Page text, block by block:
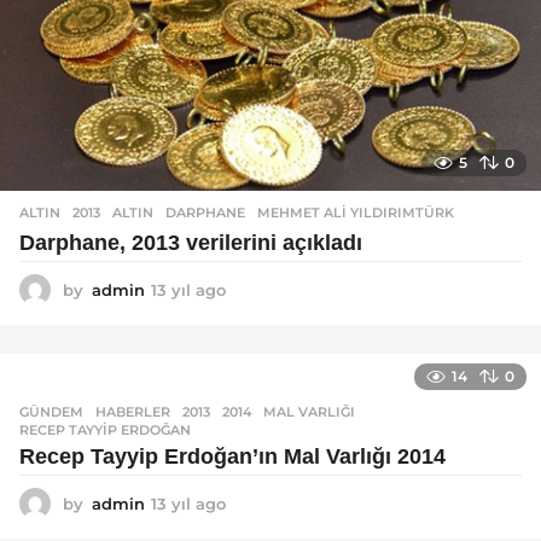
5 0
ALTIN 2013 ,ALTIN ,DARPHANE ,MEHMET ALI YILDIRIMTÜRK
Darphane, 2013 verilerini açıkladı
by admin 13 yıl ago
a
o
14 0
GÜNDEM ,HABERLER 2013 ,2014 ,MAL VARLIĞI
RECEP TAYYIP ERDOĞAN
Recep Tayyip Erdoğan’ın Mal Varlığı 2014
by admin 13 yıl ago